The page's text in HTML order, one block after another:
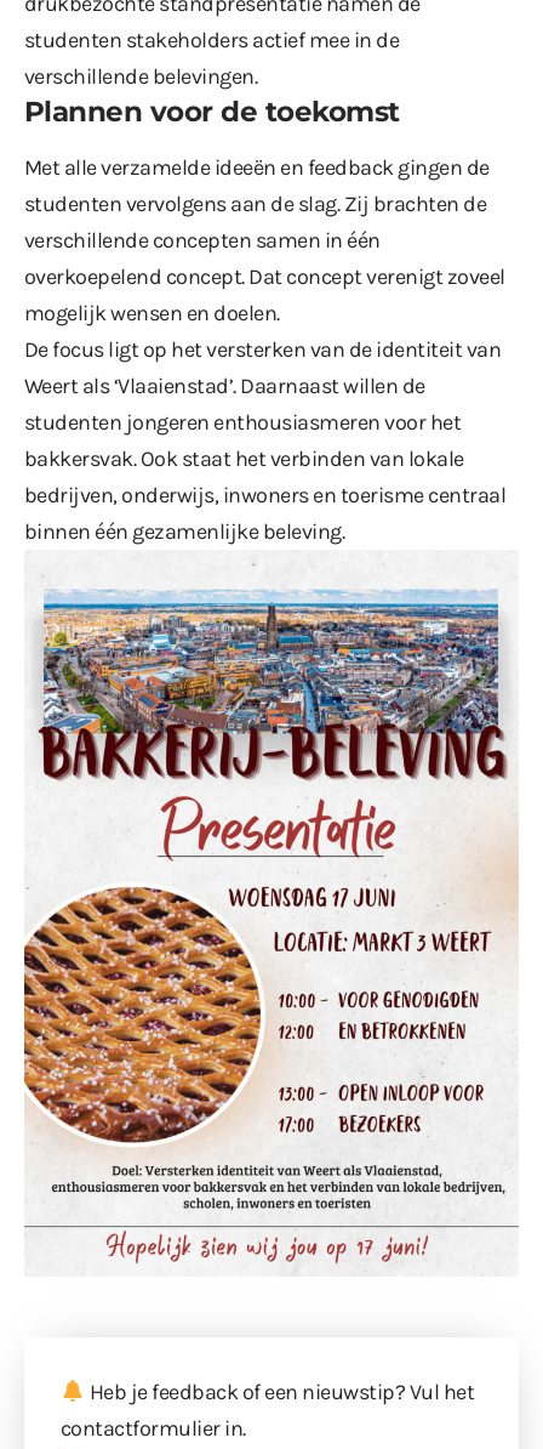
studenten stakeholders actief mee in de
verschillende belevingen.
Plannen voor de toekomst
Met alle verzamelde ideeën en feedback gingen de
studenten vervolgens aan de slag. Zij brachten de
verschillende concepten samen in één
overkoepelend concept. Dat concept verenigt zoveel
mogelijk wensen en doelen.
De focus ligt op het versterken van de identiteit van
Weert als ‘Vlaaienstad’. Daarnaast willen de
studenten jongeren enthousiasmeren voor het
bakkersvak. Ook staat het verbinden van lokale
bedrijven, onderwijs, inwoners en toerisme centraal
binnen één gezamenlijke beleving.
Heb je feedback of een nieuwstip? Vul het
contactformulierin.